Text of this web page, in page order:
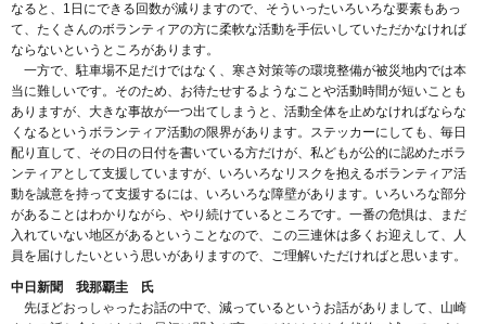
なると、1日にできる回数が減りますので、そういったいろいろな要素もあっ
て、たくさんのボランティアの方に柔軟な活動を手伝いしていただかなければ
ならないというところがあります。
一方で、駐車場不足だけではなく、寒さ対策等の環境整備が被災地内では本
当に難しいです。そのため、お待たせするようなことや活動時間が短いことも
ありますが、大きな事故が一つ出てしまうと、活動全体を止めなければならな
くなるというボランティア活動の限界があります。ステッカーにしても、毎日
配り直して、その日の日付を書いている方だけが、私どもが公的に認めたボラ
ンティアとして支援していますが、いろいろなリスクを抱えるボランティア活
動を誠意を持って支援するには、いろいろな障壁があります。いろいろな部分
があることはわかりながら、やり続けているところです。一番の危惧は、まだ
入れていない地区があるということなので、この三連休は多くお迎えして、人
員を届けしたいという思いがありますので、ご理解いただければと思います。
中日新聞 我那覇圭 氏
先ほどおっしゃったお話の中で、減っているというお話がありまして、山崎